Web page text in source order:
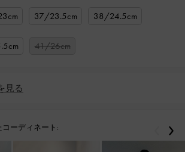
37/23.5cm 38/24.5cm
41/26cm
見る
ーディネート: 戻る